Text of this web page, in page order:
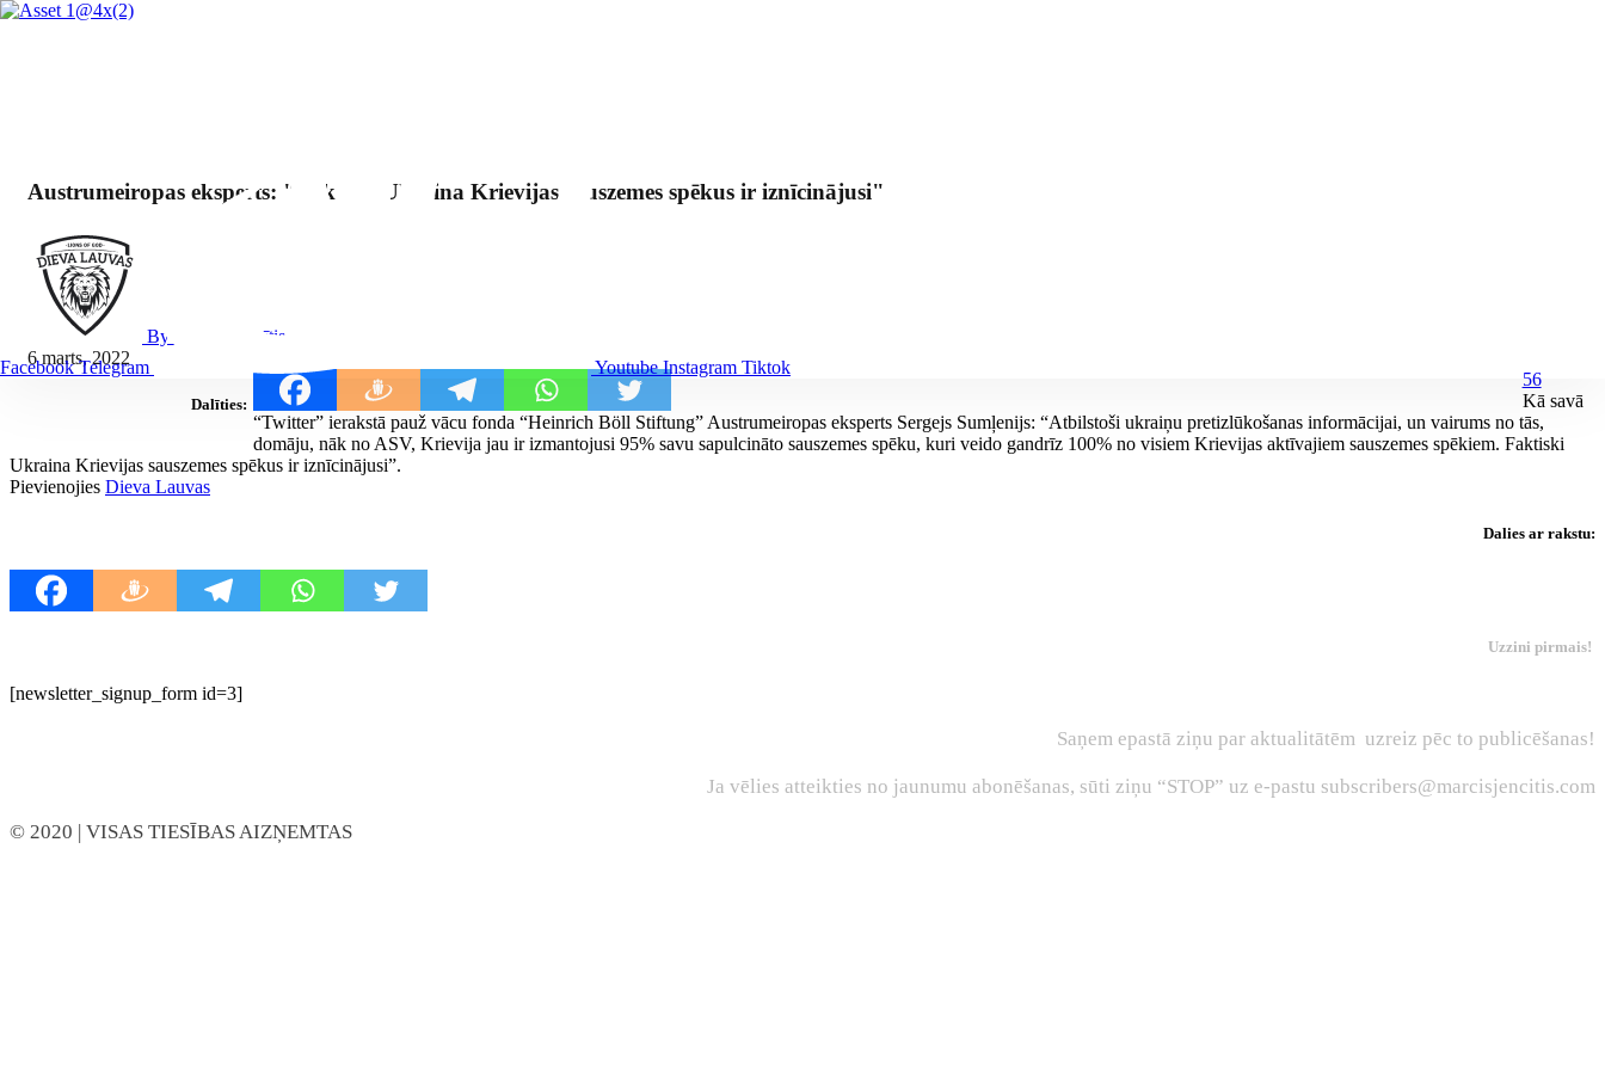
Facebook Telegram Youtube Instagram Tiktok
Austrumeiropas eksperts: "Faktiski Ukraina Krievijas sauszemes spēkus ir iznīcinājusi"
By Mārcis Jencītis
6 marts, 2022
Dalīties:
56
Kā savā
“Twitter” ierakstā pauž vācu fonda “Heinrich Böll Stiftung” Austrumeiropas eksperts Sergejs Sumļenijs: “Atbilstoši ukraiņu pretizlūkošanas informācijai, un vairums no tās,
domāju, nāk no ASV, Krievija jau ir izmantojusi 95% savu sapulcināto sauszemes spēku, kuri veido gandrīz 100% no visiem Krievijas aktīvajiem sauszemes spēkiem. Faktiski
Ukraina Krievijas sauszemes spēkus ir iznīcinājusi”.
Pievienojies Dieva Lauvas
Dalies ar rakstu:
Uzzini pirmais!
[newsletter_signup_form id=3]
Saņem epastā ziņu par aktualitātēm uzreiz pēc to publicēšanas!
Ja vēlies atteikties no jaunumu abonēšanas, sūti ziņu “STOP” uz e-pastu subscribers@marcisjencitis.com
© 2020 | VISAS TIESĪBAS AIZŅEMTAS